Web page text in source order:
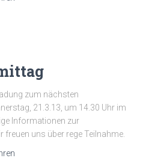
zum nächsten
21.3.13, um 14.30 Uhr im
Informationen zur
uns über rege Teilnahme.